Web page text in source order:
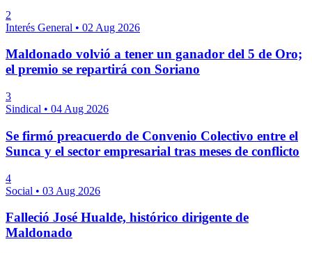
2
Interés General • 02 Aug 2026
Maldonado volvió a tener un ganador del 5 de Oro;
el premio se repartirá con Soriano
3
Sindical • 04 Aug 2026
Se firmó preacuerdo de Convenio Colectivo entre el
Sunca y el sector empresarial tras meses de conflicto
4
Social • 03 Aug 2026
Falleció José Hualde, histórico dirigente de
Maldonado